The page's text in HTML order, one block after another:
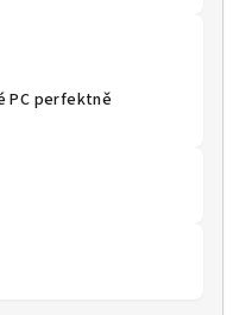
PC perfektně